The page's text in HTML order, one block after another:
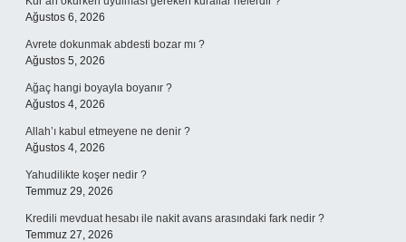
Ağustos 6, 2026
Avrete dokunmak abdesti bozar mı ?
Ağustos 5, 2026
Ağaç hangi boyayla boyanır ?
Ağustos 4, 2026
Allah’ı kabul etmeyene ne denir ?
Ağustos 4, 2026
Yahudilikte koşer nedir ?
Temmuz 29, 2026
Kredili mevduat hesabı ile nakit avans arasındaki fark nedir ?
Temmuz 27, 2026